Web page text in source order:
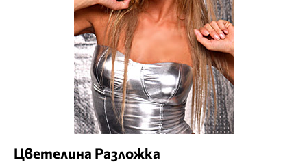
Цветелина Разложка